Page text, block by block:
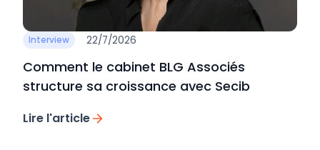
Interview 22/7/2026
Comment le cabinet BLG Associés
structure sa croissance avec Secib
Lire l'article